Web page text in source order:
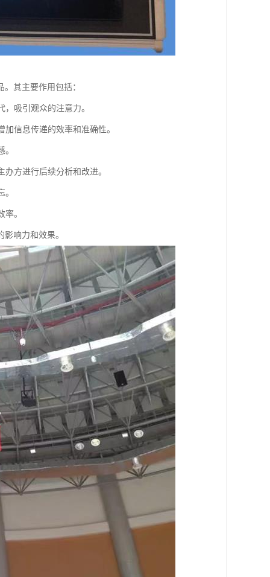
其主要作用包括：
吸引观众的注意力。
信息传递的效率和准确性。
方进行后续分析和改进。
。
响力和效果。